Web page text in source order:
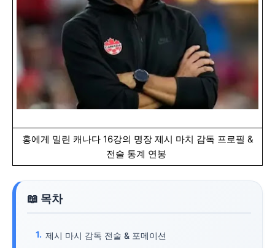
홍에게 밀린 캐나다 16강의 명장 제시 마치 감독 프로필 &
전술 통계 연봉
제시 마시 감독 전술 & 포메이션